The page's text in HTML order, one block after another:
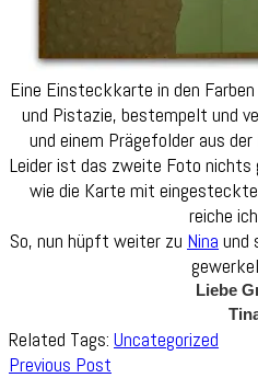
Eine Einsteckkarte in den
und Pistazie, bestempelt und
und einem Prägefolder aus
Leider ist das zweite Foto
wie die Karte mit
reiche
So, nun hüpft weiter zu Nina und
Liebe
Related Tags: Uncategorized
Post
Previous Post